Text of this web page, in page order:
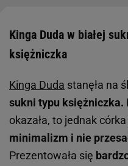
Kinga Duda w białej
księżniczka
Kinga Duda stanęła na
sukni typu księżniczka.
okazała, to jednak
minimalizm i nie
Prezentowała się